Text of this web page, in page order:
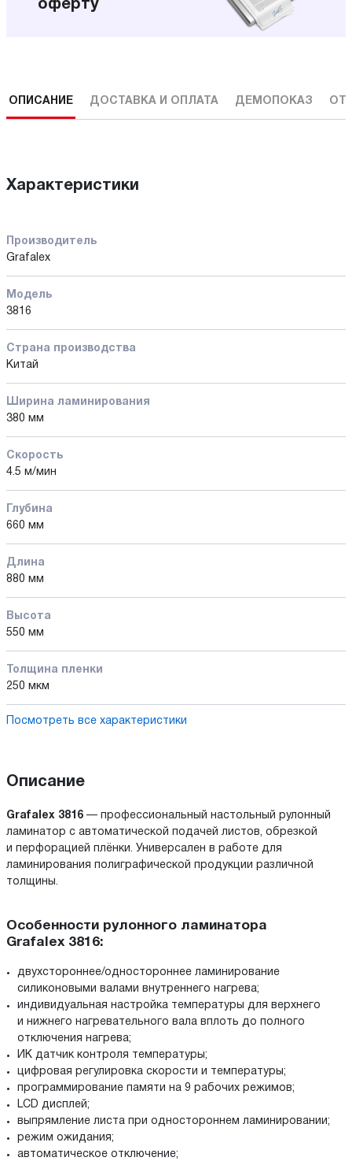
оферту
ОПИСАНИЕ ДОСТАВКА И ОПЛАТА ДЕМОПОКАЗ
Характеристики
Производитель
Grafalex
Модель
3816
Страна производства
Китай
Ширина ламинирования
380 мм
Скорость
4.5 м/мин
Глубина
660 мм
Длина
880 мм
Высота
550 мм
Толщина пленки
250 мкм
Посмотреть все характеристики
Описание
Grafalex 3816 — профессиональный настольный рулонный
ламинатор с автоматической подачей листов, обрезкой
и перфорацией плёнки. Универсален в работе для
ламинирования полиграфической продукции различной
толщины.
Особенности рулонного ламинатора
Grafalex 3816:
двухстороннее/одностороннее ламинирование
силиконовыми валами внутреннего нагрева;
индивидуальная настройка температуры для верхнего
и нижнего нагревательного вала вплоть до полного
отключения нагрева;
ИК датчик контроля температуры;
цифровая регулировка скорости и температуры;
программирование памяти на 9 рабочих режимов;
LCD дисплей;
выпрямление листа при одностороннем ламинировании;
режим ожидания;
автоматическое отключение;